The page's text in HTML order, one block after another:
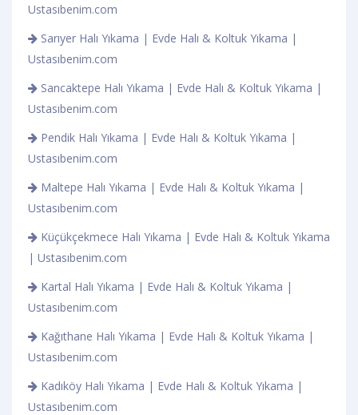
Ustasıbenim.com
Sarıyer Halı Yıkama | Evde Halı & Koltuk Yıkama |
Ustasıbenim.com
Sancaktepe Halı Yıkama | Evde Halı & Koltuk Yıkama |
Ustasıbenim.com
Pendik Halı Yıkama | Evde Halı & Koltuk Yıkama |
Ustasıbenim.com
Maltepe Halı Yıkama | Evde Halı & Koltuk Yıkama |
Ustasıbenim.com
Küçükçekmece Halı Yıkama | Evde Halı & Koltuk Yıkama
| Ustasıbenim.com
Kartal Halı Yıkama | Evde Halı & Koltuk Yıkama |
Ustasıbenim.com
Kağıthane Halı Yıkama | Evde Halı & Koltuk Yıkama |
Ustasıbenim.com
Kadıköy Halı Yıkama | Evde Halı & Koltuk Yıkama |
Ustasıbenim.com